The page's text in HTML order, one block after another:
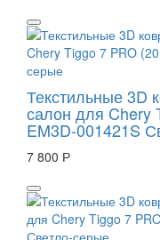
Текстильные 3D
салон для
EM3D-001421S
7 800 Р